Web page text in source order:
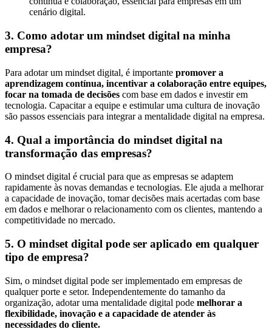
cenário digital.
3. Como adotar um mindset digital na minha
empresa?
Para adotar um mindset digital, é importante promover a
aprendizagem contínua, incentivar a colaboração entre equipes,
focar na tomada de decisões com base em dados e investir em
tecnologia. Capacitar a equipe e estimular uma cultura de inovação
são passos essenciais para integrar a mentalidade digital na empresa.
4. Qual a importância do mindset digital na
transformação das empresas?
O mindset digital é crucial para que as empresas se adaptem
rapidamente às novas demandas e tecnologias. Ele ajuda a melhorar
a capacidade de inovação, tomar decisões mais acertadas com base
em dados e melhorar o relacionamento com os clientes, mantendo a
competitividade no mercado.
5. O mindset digital pode ser aplicado em qualquer
tipo de empresa?
Sim, o mindset digital pode ser implementado em empresas de
qualquer porte e setor. Independentemente do tamanho da
organização, adotar uma mentalidade digital pode melhorar a
flexibilidade, inovação e a capacidade de atender às
necessidades do cliente.